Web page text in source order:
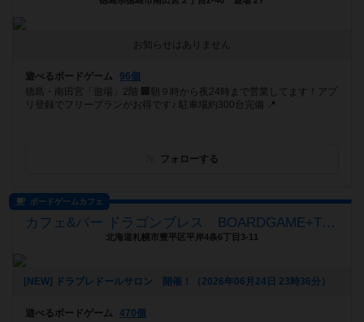
お知らせはありません
遊べるボードゲーム
96個
徳島・南田宮「遊場」2階 🏢朝９時から夜24時まで営業してます！アプ
リ登録でフリープランがお得です♪ 駐車場約300台完備 📍
フォローする
ボードゲームカフェ
カフェ&バー ドラゴンブレス BOARDGAME+TRPG
北海道札幌市豊平区平岸4条6丁目3-11
[NEW] ドラブレドールサロン 開催！（2026年06月24日 23時36分）
遊べるボードゲーム
470個